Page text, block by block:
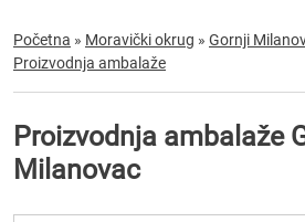
Početna » Moravički okrug » Gornji
Proizvodnja ambalaže
Proizvodnja ambalaže
Milanovac